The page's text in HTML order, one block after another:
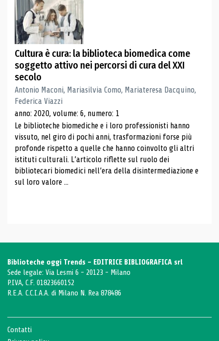
Cultura è cura: la biblioteca biomedica come
soggetto attivo nei percorsi di cura del XXI
secolo
Antonio Maconi, Mariasilvia Como, Mariateresa Dacquino,
Federica Viazzi
anno: 2020, volume: 6, numero: 1
Le biblioteche biomediche e i loro professionisti hanno
vissuto, nel giro di pochi anni, trasformazioni forse più
profonde rispetto a quelle che hanno coinvolto gli altri
istituti culturali. L’articolo riflette sul ruolo dei
bibliotecari biomedici nell’era della disintermediazione e
sul loro valore ...
Biblioteche oggi Trends - EDITRICE BIBLIOGRAFICA srl
Sede legale: Via Lesmi 6 - 20123 - Milano
P.IVA, C.F. 01823660152
R.E.A. C.C.I.A.A. di Milano N. Rea 878486
Contatti